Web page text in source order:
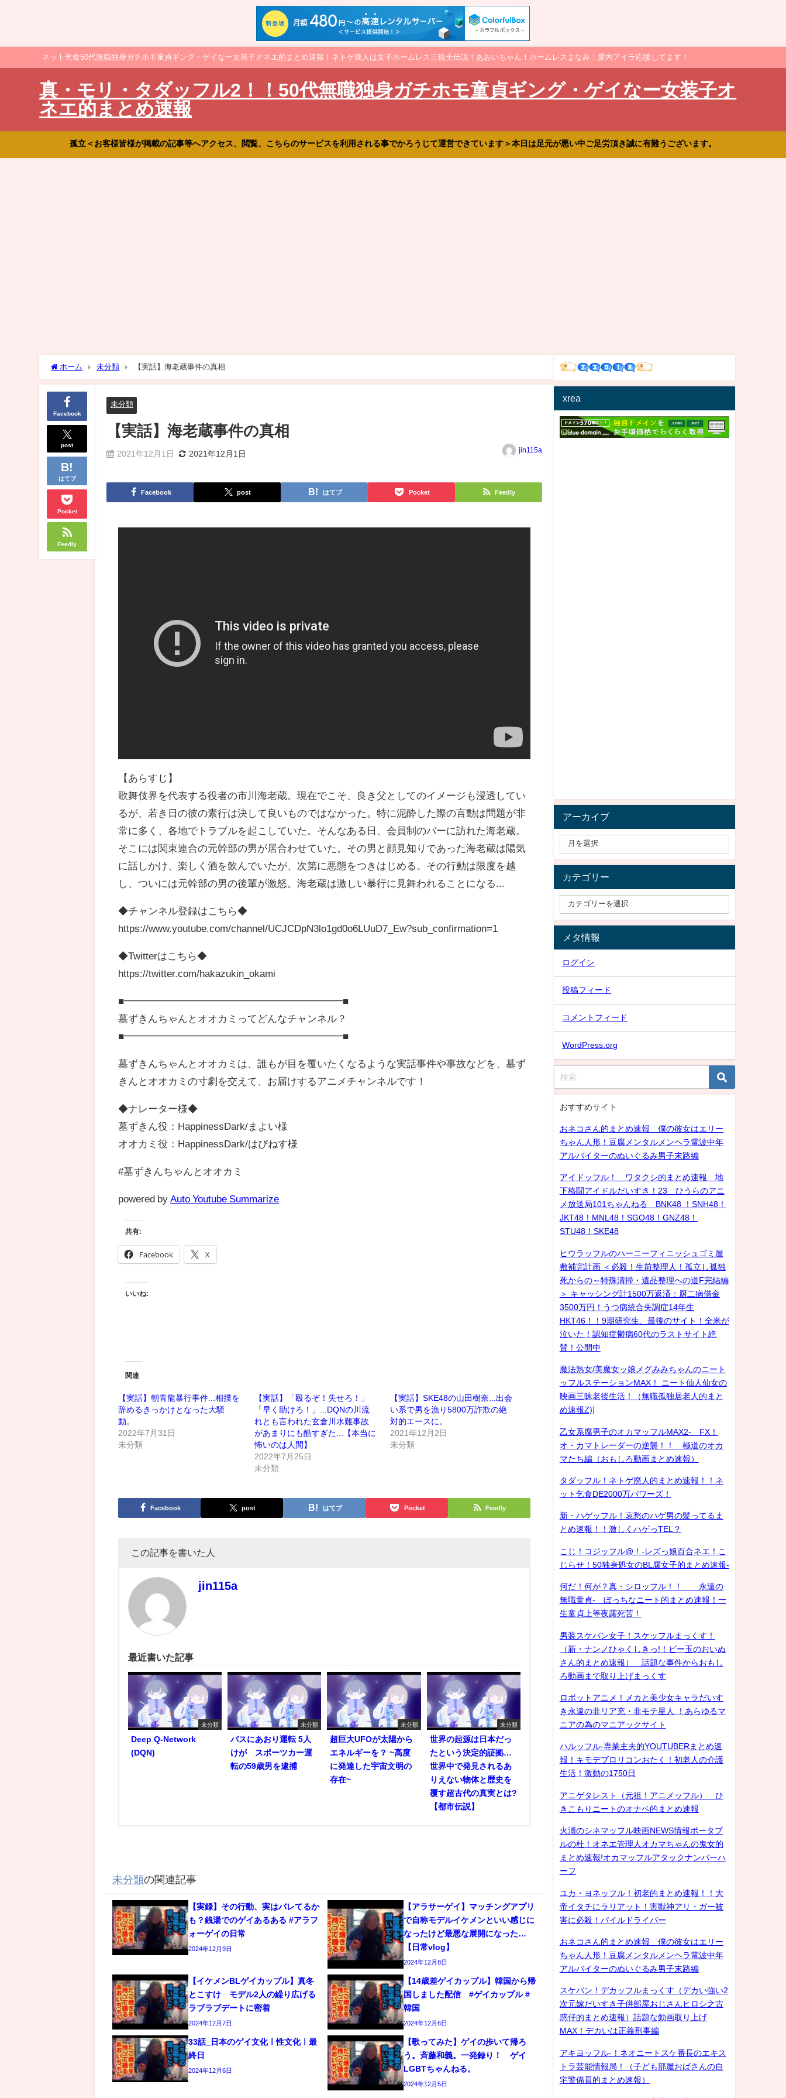
ネット乞食50代無職独身ガチホモ童貞ギング・ゲイなー女装子オネエ的まとめ速報！ネトゲ廃人は女子ホームレス三銃士伝説！あおいちゃん！ホームレスまなみ！愛内アイラ応援してます！
真・モリ・タダッフル2！！50代無職独身ガチホモ童貞ギング・ゲイなー女装子オ
ネエ的まとめ速報
孤立＜お客様皆様が掲載の記事等へアクセス、閲覧、こちらのサービスを利用される事でかろうじて運営できています＞本日は足元が悪い中ご足労頂き誠に有難うございます。
ホーム 未分類 【実話】海老蔵事件の真相
Facebook
post
はてブ
Pocket
Feedly
未分類
【実話】海老蔵事件の真相
2021年12月1日 2021年12月1日 jin115a
Facebook post はてブ Pocket Feedly
【あらすじ】
歌舞伎界を代表する役者の市川海老蔵。現在でこそ、良き父としてのイメージも浸透してい
るが、若き日の彼の素行は決して良いものではなかった。特に泥酔した際の言動は問題が非
常に多く、各地でトラブルを起こしていた。そんなある日、会員制のバーに訪れた海老蔵。
そこには関東連合の元幹部の男が居合わせていた。その男と顔見知りであった海老蔵は陽気
に話しかけ、楽しく酒を飲んでいたが、次第に悪態をつきはじめる。その行動は限度を越
し、ついには元幹部の男の後輩が激怒。海老蔵は激しい暴行に見舞われることになる...
◆チャンネル登録はこちら◆
https://www.youtube.com/channel/UCJCDpN3lo1gd0o6LUuD7_Ew?sub_confirmation=1
◆Twitterはこちら◆
https://twitter.com/hakazukin_okami
■━━━━━━━━━━━━━━━━━━━━━━■
墓ずきんちゃんとオオカミってどんなチャンネル？
■━━━━━━━━━━━━━━━━━━━━━━■
墓ずきんちゃんとオオカミは、誰もが目を覆いたくなるような実話事件や事故などを、墓ず
きんとオオカミの寸劇を交えて、お届けするアニメチャンネルです！
◆ナレーター様◆
墓ずきん役：HappinessDark/まよい様
オオカミ役：HappinessDark/はぴねす様
#墓ずきんちゃんとオオカミ
powered by Auto Youtube Summarize
共有:
Facebook X
いいね:
関連
【実話】朝青龍暴行事件...相撲を
辞めるきっかけとなった大騒
動。
2022年7月31日
未分類
【実話】「殴るぞ！失せろ！」
「早く助けろ！」...DQNの川流
れとも言われた玄倉川水難事故
があまりにも酷すぎた...【本当に
怖いのは人間】
2022年7月25日
未分類
【実話】SKE48の山田樹奈...出会
い系で男を漁り5800万詐欺の絶
対的エースに。
2021年12月2日
未分類
Facebook post はてブ Pocket Feedly
この記事を書いた人
jin115a
最近書いた記事
未分類
Deep Q-Network
(DQN)
未分類
バスにあおり運転 5人
けが スポーツカー運
転の59歳男を逮捕
未分類
超巨大UFOが太陽から
エネルギーを？ ~高度
に発達した宇宙文明の
存在~
未分類
世界の起源は日本だっ
たという決定的証拠…
世界中で発見されるあ
りえない物体と歴史を
覆す超古代の真実とは?
【都市伝説】
未分類の関連記事
【実録】その行動、実はバレてるか
も？銭湯でのゲイあるある #アラフ
ォーゲイの日常
2024年12月9日
【アラサーゲイ】マッチングアプリ
で自称モデルイケメンといい感じに
なったけど最悪な展開になった…
【日常vlog】
2024年12月8日
【イケメンBLゲイカップル】真冬
とこすけ モデル2人の繰り広げる
ラブラブデートに密着
2024年12月7日
【14歳差ゲイカップル】韓国から帰
国しました配信 #ゲイカップル #
韓国
2024年12月6日
33話_日本のゲイ文化ㅣ性文化ㅣ最
終日
2024年12月6日
【歌ってみた】ゲイの歩いて帰ろ
う。斉藤和義。一発録り！ ゲイ
LGBTちゃんねる。
2024年12月5日
xrea
アーカイブ
カテゴリー
メタ情報
ログイン
投稿フィード
コメントフィード
WordPress.org
おすすめサイト
おネコさん的まとめ速報 僕の彼女はエリー
ちゃん人形！豆腐メンタルメンヘラ電波中年
アルバイターのぬいぐるみ男子末路編
アイドッフル！ ワタクシ的まとめ速報 地
下格闘アイドルだいすき！23 ひうらのアニ
メ放送局101ちゃんねる BNK48 ！SNH48！
JKT48！MNL48！SGO48！GNZ48！
STU48！SKE48
ヒウラッフルのハーニーフィニッシュゴミ屋
敷補完計画 ＜必殺！生前整理人！孤立し孤独
死からの～特殊清掃・遺品整理への道F完結編
＞ キャッシング計1500万返済：厨二病借金
3500万円！うつ病統合失調症14年生
HKT46！！9期研究生、最後のサイト！全米が
泣いた！認知症鬱病60代のラストサイト絶
賛！公開中
魔法熟女/美魔女ッ娘メグみみちゃんのニート
ッフルステーションMAX！ ニート仙人仙女の
映画三昧老後生活！（無職孤独居老人的まと
め速報Z)]
乙女系腐男子のオカマッフルMAX2- FX！
オ・カマトレーダーの逆襲！！ 極道のオカ
マたち編（おもしろ動画まとめ速報）
タダッフル！ネトゲ廃人的まとめ速報！！ネ
ット乞食DE2000万パワーズ！
新・ハゲッフル！哀愁のハゲ男の髪ってるま
とめ速報！！激しくハゲっTEL？
こじ！コジッフル@！-レズっ娘百合ネエ！こ
じらせ！50独身処女のBL腐女子的まとめ速報-
何だ！何が？真・シロッフル！！ 永遠の
無職童貞- ぼっちなニート的まとめ速報！一
生童貞上等夜露死苦！
男装スケバン女子！スケッフルまっくす！
（新・ナンノひゃくしきっ!！ビー玉のおいぬ
さん的まとめ速報） 話題な事件からおもし
ろ動画まで取り上げまっくす
ロボットアニメ！メカと美少女キャラだいす
き永遠の非リア充・非モテ星人 ！あらゆるマ
ニアの為のマニアックサイト
ハルッフル-専業主夫的YOUTUBERまとめ速
報！キモデブロリコンおたく！初老人の介護
生活！激動の1750日
アニゲタレスト（元祖！アニメッフル） ひ
きこもりニートのオナベ的まとめ速報
火浦のシネマッフル映画NEWS情報ポータブ
ルの杜！オネエ管理人オカマちゃんの鬼女的
まとめ速報!オカマッフルアタックナンバーハ
ーフ
ユカ・ヨネッフル！初老的まとめ速報！！大
帝イタチにラリアット！害獣神アリ・ガー被
害に必殺！パイルドライバー
おネコさん的まとめ速報 僕の彼女はエリー
ちゃん人形！豆腐メンタルメンヘラ電波中年
アルバイターのぬいぐるみ男子末路編
スケバン！デカッフルまっくす（デカい強い2
次元嫁だいすき子供部屋おじさんヒロシ之古
惑仔的まとめ速報）話題な動画取り上げ
MAX！デカいは正義刑事編
アキヨッフル-！ネオニートスケ番長のエキス
トラ芸能情報局！（子ども部屋おばさんの自
宅警備員的まとめ速報）